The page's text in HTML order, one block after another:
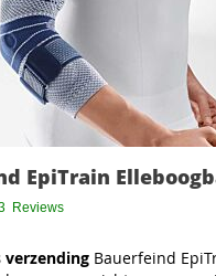
EpiTrain
Reviews
verzending Bauerfeind